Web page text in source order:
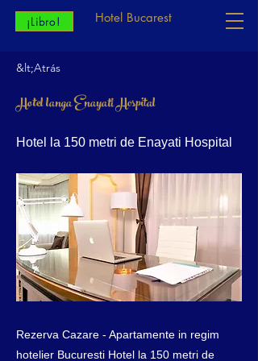
Hotel Bucarest
¡Libro!
&lt;Atrás
Hotel langa Enayati Hospital
Hotel la 150 metri de Enayati Hospital
Rezerva Cazare - Apartamente in regim
hotelier Bucuresti Hotel la 150 metri de